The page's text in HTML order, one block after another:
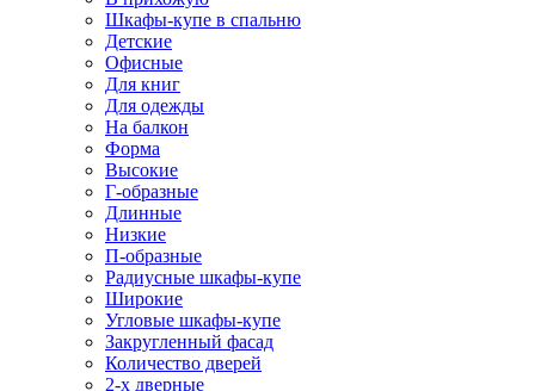
Шкафы-купе в спальню
Детские
Офисные
Для книг
Для одежды
На балкон
Форма
Высокие
Г-образные
Длинные
Низкие
П-образные
Радиусные шкафы-купе
Широкие
Угловые шкафы-купе
Закругленный фасад
Количество дверей
2-х дверные